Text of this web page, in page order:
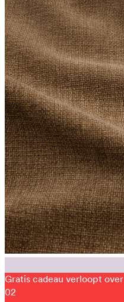
Gratis cadeau verloopt over
02